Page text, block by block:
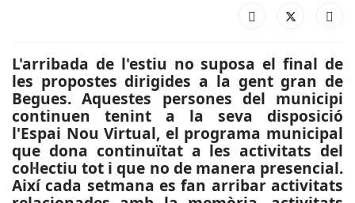
L'arribada de l'estiu no suposa el final de
les propostes dirigides a la gent gran de
Begues. Aquestes persones del municipi
continuen tenint a la seva disposició
l'Espai Nou Virtual, el programa municipal
que dona continuïtat a les activitats del
col·lectiu tot i que no de manera presencial.
Així cada setmana es fan arribar activitats